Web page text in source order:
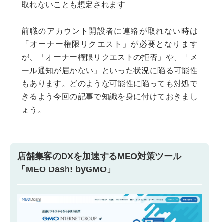
取れないことも想定されます
前職のアカウント開設者に連絡が取れない時は
「オーナー権限リクエスト」が必要となります
が、「オーナー権限リクエストの拒否」や、「メ
ール通知が届かない」といった状況に陥る可能性
もあります。どのような可能性に陥っても対処で
きるよう今回の記事で知識を身に付けておきまし
ょう。
店舗集客のDXを加速するMEO対策ツール
「MEO Dash! byGMO」